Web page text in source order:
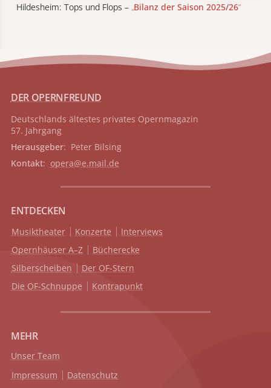
Hildesheim: Tops und Flops – „Bilanz der Saison 2025/26“
DER OPERNFREUND
Deutschlands ältestes privates Opernmagazin
57. Jahrgang
Herausgeber: Peter Bilsing
Kontakt: opera@e.mail.de
ENTDECKEN
Musiktheater Konzerte
Interviews
Opernhäuser A–Z
Bücherecke
Silberscheiben
Der OF-Stern
Die OF-Schnuppe
Kontrapunkt
MEHR
Unser Team
Impressum
Datenschutz